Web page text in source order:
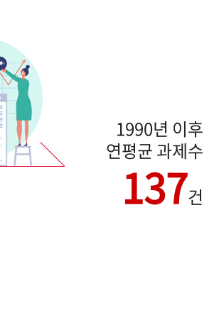
1990년 이후
연평균 과제수
137건